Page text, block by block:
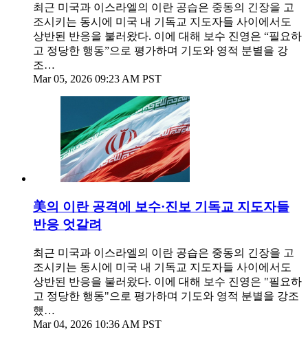
최근 미국과 이스라엘의 이란 공습은 중동의 긴장을 고
조시키는 동시에 미국 내 기독교 지도자들 사이에서도
상반된 반응을 불러왔다. 이에 대해 보수 진영은 “필요하
고 정당한 행동”으로 평가하며 기도와 영적 분별을 강
조…
Mar 05, 2026 09:23 AM PST
美의 이란 공격에 보수·진보 기독교 지도자들
반응 엇갈려
최근 미국과 이스라엘의 이란 공습은 중동의 긴장을 고
조시키는 동시에 미국 내 기독교 지도자들 사이에서도
상반된 반응을 불러왔다. 이에 대해 보수 진영은 "필요하
고 정당한 행동"으로 평가하며 기도와 영적 분별을 강조
했…
Mar 04, 2026 10:36 AM PST